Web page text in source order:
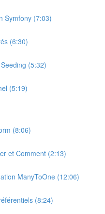
Symfony (7:03)
(6:30)
(5:32)
(5:19)
(8:06)
et Comment (2:13)
ManyToOne (12:06)
(8:24)